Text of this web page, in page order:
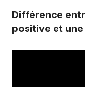
Différence
positive et